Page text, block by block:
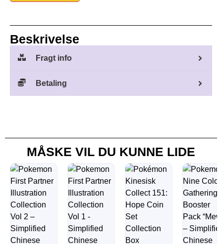
Beskrivelse
Fragt info
Betaling
MÅSKE VIL DU KUNNE LIDE